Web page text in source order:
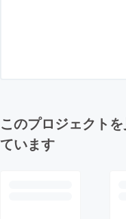
このプロジェクト
ています